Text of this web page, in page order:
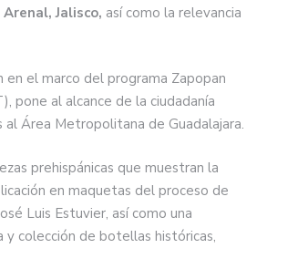
Jalisco, así como la relevancia
en el marco del programa Zapopan
pone al alcance de la ciudadanía
Área Metropolitana de Guadalajara.
prehispánicas que muestran la
en maquetas del proceso de
Luis Estuvier, así como una
colección de botellas históricas,